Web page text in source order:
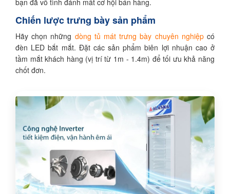
Chiến lược trưng bày sản phẩm
Hãy chọn những dòng tủ mát trưng bày chuyên nghiệpcó
đèn LED bắt mắt. Đặt các sản phẩm biên lợi nhuận cao ở
tầm mắt khách hàng (vị trí từ 1m - 1.4m) để tối ưu khả năng
chốt đơn.